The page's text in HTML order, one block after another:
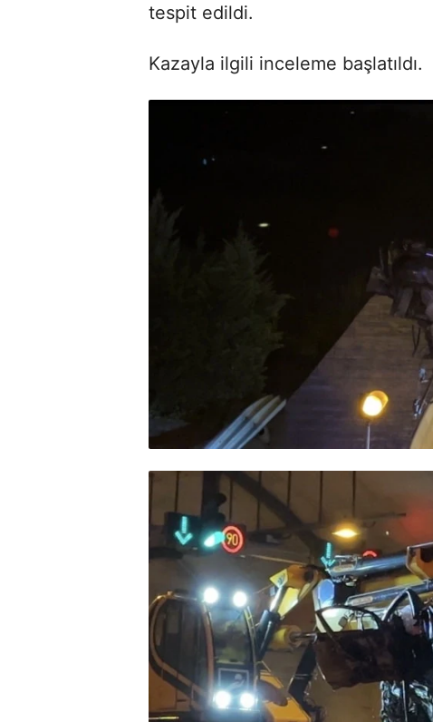
tespit edildi.
Kazayla ilgili inceleme başlatıldı.